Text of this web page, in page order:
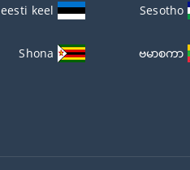
Sesotho
eesti keel
ဗမာစကာ
Shona